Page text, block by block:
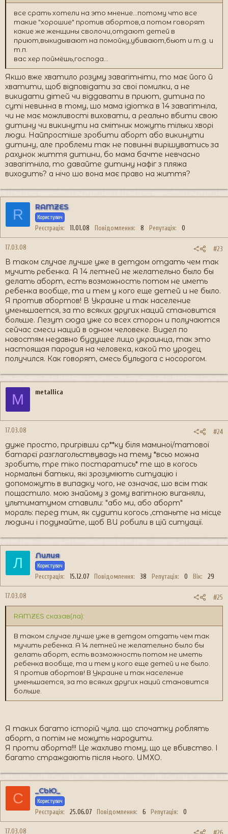
все срать хотели на это мнение...потому что все
такие "хорошие" против абортов,а потом говорят
какие же женщины сволочи,отдают детей в
приют,выкидывают на помойку,убивают,бьют и т.д. и
т.п.
вас хер поймёшь,господа...
Якшо вже хватило розуму завагітніти, то має його й
хватити, щоб відповідати за свої помилки, а не
викидати дітей чи віддавати в приют, дитина по
суті невинна в тому, шо мама ідіотка в 14 завагітніла,
чи не має можливості виховати, а реально вбити свою
дитину чи викинути на смітник можуть тільки хворі
люди. Найпростіше зробити аборт або викинути
дитину, але проблеми так не повинні вирішуватись за
рахунок життя дитини, бо мама бачте невчасно
завагітніла, то давайте дитину нафіг з пляжа
виходить? а нічо шо вона має право на життя?
R RAMZES
Користувач
Реєстрація 11.01.08 Повідомлення 8 Репутація 0
17.03.08 #23
В таком случае лучше уже в детдом отдать чем так
мучить ребенка. А 14 летней не желательно было бы
делать аборт, есть возможность потом не иметь
ребенка вообще, та и тем у кого еще детей и не было.
Я против абортов! В Украине и так население
уменьшается, за то всяких других наций становится
больше. Лезут сюда уже со всех сторон и получаются
сейчас смеси наций в одном человеке. Видел по
новостям недавно будущее лицо украинца, так это
настоящая пародия на человека, какой то уродец
получился. Как говорят, смесь бульдога с носорогом.
M metallica
17.03.08 #24
дуже просто, пригрівши ср**ку біля маминої/татової
батарєї разглагольствувадь на тему *всьо можна
зробить, тре тіко постаратись* те що в когось
нормальні батьки, які зрозуміють ситуацію і
допоможуть в випадку чого, не означає, шо всім так
пощастило. мою знайому з дому вагітною виганяли,
ультиматумом ставили: "або ми, або аборт"
мораль: перед тим, як судити когось ,станьте на місце
людини і подумайте, щоб ВИ робили в цій ситуації.
Л Лилия
Користувач
Реєстрація 15.12.07 Повідомлення 38 Репутація 0 Вік 29
17.03.08 #25
RAMZES сказав(ла):
В таком случае лучше уже в детдом отдать чем так
мучить ребенка. А 14 летней не желательно было бы
делать аборт, есть возможность потом не иметь
ребенка вообще, та и тем у кого еще детей и не было.
Я против абортов! В Украине и так население
уменьшается, за то всяких других наций становится
больше.
Я таких багато історій чула. що спочатку роблять
аборт, а потім не можуть народити.
Я проти аборта!!! Це жахливо тому, що це вбивство. І
багато страждають після нього. ИМХО.
С _СЬЮ_
Користувач
Реєстрація 25.06.07 Повідомлення 6 Репутація 0
17.03.08